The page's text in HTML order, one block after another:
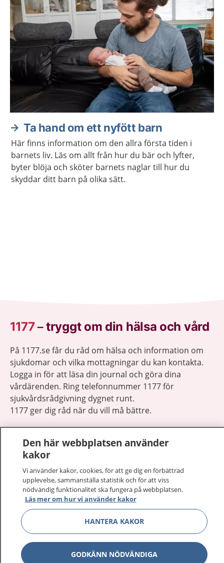
Ta hand om ett nyfött barn
Här finns information om den allra första tiden i
barnets liv. Läs om allt från hur du bär och lyfter,
byter blöja och sköter barnets naglar till hur du
skyddar ditt barn på olika sätt.
1177–tryggt om din hälsa och vård
På 1177.se får du råd om hälsa och information om
sjukdomar och vilka mottagningar du kan kontakta.
Logga in för att läsa din journal och göra dina
vårdärenden. Ring telefonnummer 1177 för
sjukvårdsrådgivning dygnet runt.
1177 ger dig råd när du vill må bättre.
1177 på flera språk
Om 1177
Kontakt Visa
Den här webbplatsen använder
kakor
Vi använder kakor, cookies, för att ge dig en förbättrad
upplevelse, sammanställa statistik och för att viss
nödvändig funktionalitet ska fungera på webbplatsen.
Läs mer om hur vi använder kakor
HANTERA KAKOR
GODKÄNN NÖDVÄNDIGA